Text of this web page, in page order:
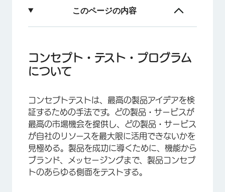
このページの内容
コンセプト・テスト・プログラムの作成
プログラムに広告テストを追加する
るもの
ダッシュボードタブ
プログラムのマネージャー
コンセプト・テスト・プログラム
について
コンセプトテストは、最高の製品アイデアを検
証するための手法です。どの製品・サービスが
最高の市場機会を提供し、どの製品・サービス
が自社のリソースを最大限に活用できないかを
見極める。製品を成功に導くために、機能から
ブランド、メッセージングまで、製品コンセプ
トのあらゆる側面をテストする。